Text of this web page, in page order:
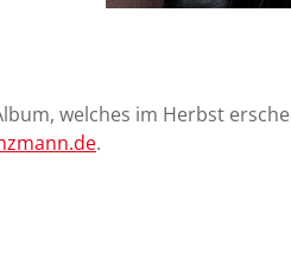
welches im Herbst
.